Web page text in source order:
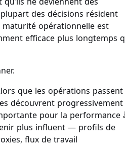
des décisions résident
maturité opérationnelle est
efficace plus longtemps
que les opérations passent
découvrent progressivement
pour la performance
plus influent — profils de
flux de travail